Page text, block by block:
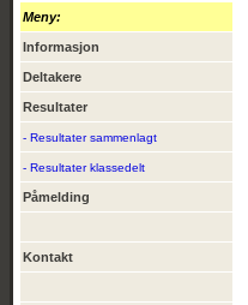
Meny:
Informasjon
Deltakere
Resultater
- Resultater sammenlagt
- Resultater klassedelt
Påmelding
Kontakt